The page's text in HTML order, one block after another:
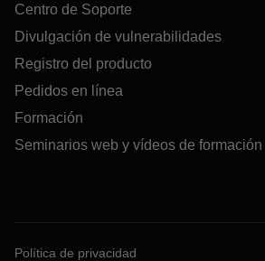
Centro de Soporte
Divulgación de vulnerabilidades
Registro del producto
Pedidos en línea
Formación
Seminarios web y vídeos de formación
Política de privacidad